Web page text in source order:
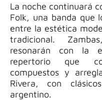
La noche continuará
Folk, una banda que
entre la estética
tradicional.
resonarán con la
repertorio que
compuestos y
Rivera, con
argentino.